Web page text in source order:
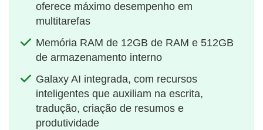
oferece máximo desempenho em
multitarefas
Memória RAM de 12GB de RAM e 512GB
de armazenamento interno
Galaxy AI integrada, com recursos
inteligentes que auxiliam na escrita,
tradução, criação de resumos e
produtividade